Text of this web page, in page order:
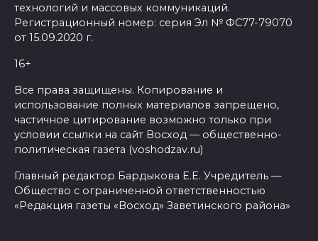
технологий и массовых коммуникаций.
Регистрационный номер: серия Эл № ФС77-79070
от 15.09.2020 г.
16+
Все права защищены. Копирование и
использование полных материалов запрещено,
частичное цитирование возможно только при
условии ссылки на сайт Восход — общественно-
политическая газета (voshodzav.ru)
Главный редактор Бардыкова Е.Е. Учредитель —
Общество с ограниченной ответственностью
«Редакция газеты «Восход» Заветинского района»